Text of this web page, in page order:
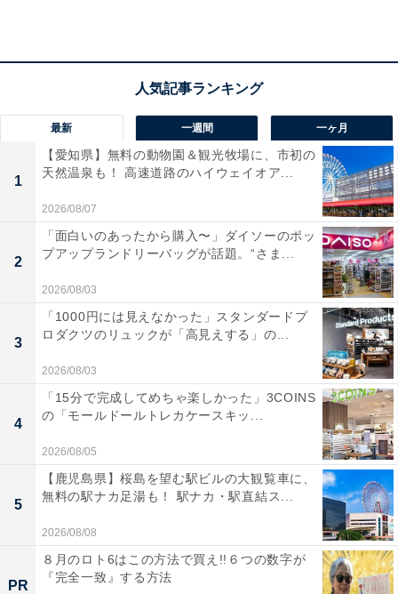
楽天トラベルでは「5と0のつく日」キャンペーン
を毎月開催中
楽天トラベルでは、毎月5日・10日・15日・20日・25
日・30日に特別キャンペーンを実施。対象日にエントリ
ー＆予約をすると、宿泊料金が特別価格になるほか、ポ
イント還元率もアップします。
さらに、キャンペーン対象施設の中には、期間限定のス
ペシャルプランや豪華特典が付く場合もあります。旅行
をお得に楽しみたい方は、ぜひこの機会を活用しましょ
最新 一週間 一ヶ月
1
【愛知県】無料の動物園＆観光牧場に、市初の
天然温泉も！ 高速道路のハイウェイオア...
2026/08/07
2
「面白いのあったから購入〜」ダイソーのポッ
プアップランドリーバッグが話題。“さま...
2026/08/03
3
「1000円には見えなかった」スタンダードプ
ロダクツのリュックが「高見えする」の...
2026/08/03
4
「15分で完成してめちゃ楽しかった」3COINS
の「モールドールトレカケースキッ...
2026/08/05
5
【鹿児島県】桜島を望む駅ビルの大観覧車に、
無料の駅ナカ足湯も！ 駅ナカ・駅直結ス...
2026/08/08
PR
８月のロト6はこの方法で買え!!６つの数字が
『完全一致』する方法